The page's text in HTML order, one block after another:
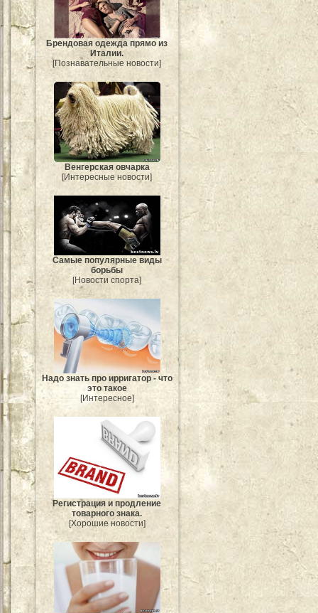
Брендовая одежда прямо из
Италии.
[Познавательные новости]
Венгерская овчарка
[Интересные новости]
Самые популярные виды
борьбы
[Новости спорта]
Надо знать про ирригатор - что
это такое
[Интересное]
Регистрация и продление
товарного знака.
[Хорошие новости]